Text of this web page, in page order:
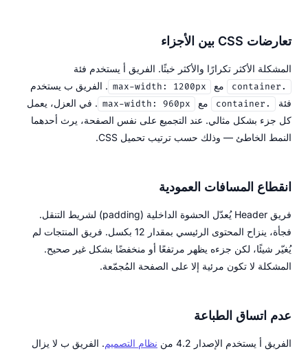
تعارضات CSS بين الأجزاء
المشكلة الأكثر تكرارًا والأكثر خبثًا. الفريق أ يستخدم فئة
.container مع max-width: 1200px . الفريق ب يستخدم
فئة
.container مع max-width: 960px . في العزل، يعمل
كل جزء بشكل مثالي. عند التجميع على نفس الصفحة، يرث أحدهما
النمط الخاطئ — وذلك حسب ترتيب تحميل CSS.
انقطاع المسافات العمودية
فريق Header يُعدّل الحشوة الداخلية (padding) لشريط التنقل.
فجأة، ينزاح المحتوى الرئيسي بمقدار 12 بكسل. فريق المنتجات لم
يُغيّر شيئًا، لكن جزءه يظهر مرتفعًا أو منخفضًا بشكل غير صحيح.
المشكلة لا تكون مرئية إلا على الصفحة المُجمّعة.
عدم اتساق الطباعة
الفريق أ يستخدم الإصدار 4.2 من نظام التصميم. الفريق ب لا يزال